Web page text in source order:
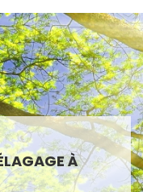
À